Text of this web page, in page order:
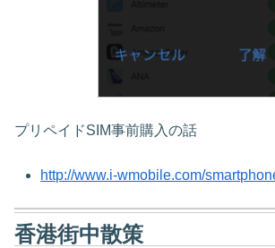
プリペイドSIM事前購入の話
http://www.i-wmobile.com/
香港街中散策